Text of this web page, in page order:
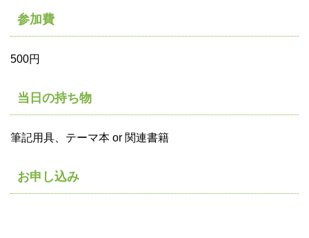
参加費
500円
当日の持ち物
筆記用具、テーマ本 or 関連書籍
お申し込み